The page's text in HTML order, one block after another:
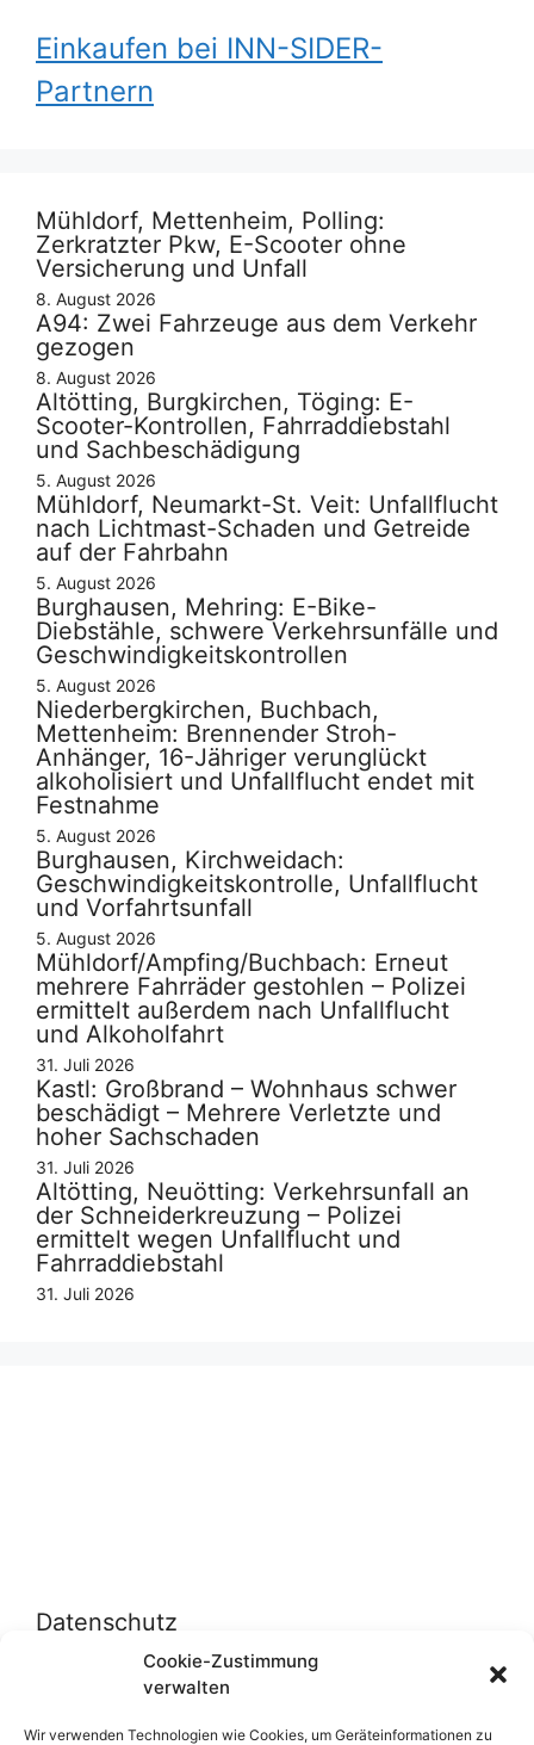
Cookie-Zustimmung
verwalten
Wir verwenden Technologien wie Cookies, um Geräteinformationen zu
Einkaufen bei INN-SIDER-
Partnern
Mühldorf, Mettenheim, Polling:
Zerkratzter Pkw, E-Scooter ohne
Versicherung und Unfall
8. August 2026
A94: Zwei Fahrzeuge aus dem Verkehr
gezogen
8. August 2026
Altötting, Burgkirchen, Töging: E-
Scooter-Kontrollen, Fahrraddiebstahl
und Sachbeschädigung
5. August 2026
Mühldorf, Neumarkt-St. Veit: Unfallflucht
nach Lichtmast-Schaden und Getreide
auf der Fahrbahn
5. August 2026
Burghausen, Mehring: E-Bike-
Diebstähle, schwere Verkehrsunfälle und
Geschwindigkeitskontrollen
5. August 2026
Niederbergkirchen, Buchbach,
Mettenheim: Brennender Stroh-
Anhänger, 16-Jähriger verunglückt
alkoholisiert und Unfallflucht endet mit
Festnahme
5. August 2026
Burghausen, Kirchweidach:
Geschwindigkeitskontrolle, Unfallflucht
und Vorfahrtsunfall
5. August 2026
Mühldorf/Ampfing/Buchbach: Erneut
mehrere Fahrräder gestohlen – Polizei
ermittelt außerdem nach Unfallflucht
und Alkoholfahrt
31. Juli 2026
Kastl: Großbrand – Wohnhaus schwer
beschädigt – Mehrere Verletzte und
hoher Sachschaden
31. Juli 2026
Altötting, Neuötting: Verkehrsunfall an
der Schneiderkreuzung – Polizei
ermittelt wegen Unfallflucht und
Fahrraddiebstahl
31. Juli 2026
Datenschutz
Datenschutzerklärung
Cookie-Richtlinie (EU)